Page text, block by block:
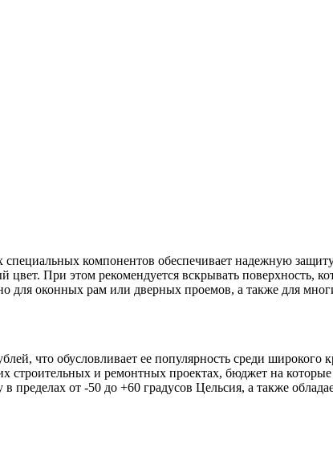
компонентов обеспечивает надежную
цвет. При этом рекомендуется вскрывать поверхность,
для оконных рам или дверных проемов, а также для
что обусловливает ее популярность среди широкого
строительных и ремонтных проектах, бюджет на
пределах от -50 до +60 градусов Цельсия, а также